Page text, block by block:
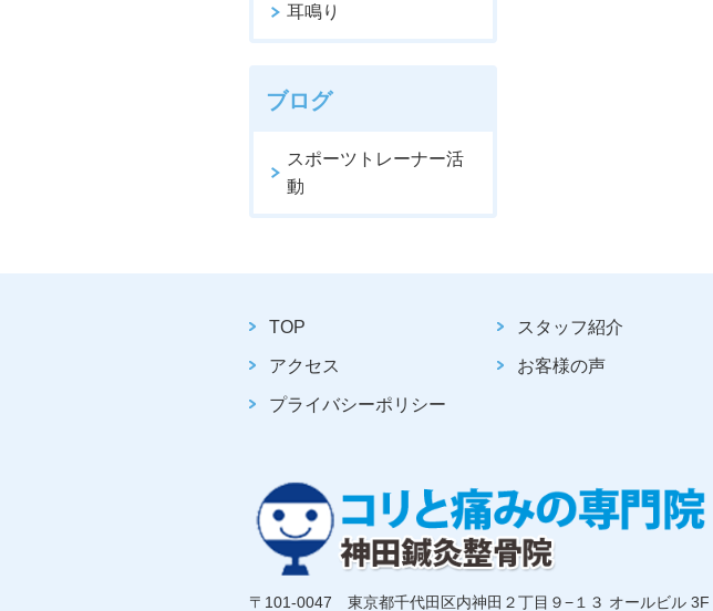
耳鳴り
ブログ
スポーツトレーナー活
動
TOP スタッフ紹介
アクセス お客様の声
プライバシーポリシー
〒101-0047 東京都千代田区内神田２丁目９−１３ オールビル 3F